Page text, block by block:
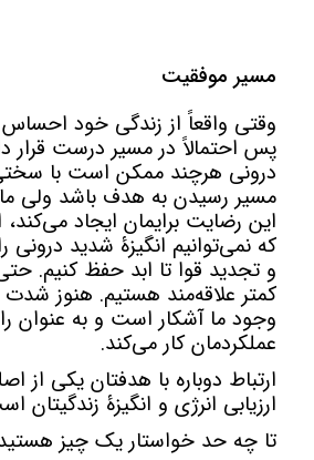
مسیر موفقیت
وقتی واقعاً از زندگی خود
پس احتمالاً در مسیر درست قرار
درونی هرچند ممکن است با
مسیر رسیدن به هدف باشد ولی
این رضایت برایمان ایجاد می‌کند،
که نمی‌توانیم انگیزۀ شدید
و تجدید قوا تا ابد حفظ کنیم.
کمتر علاقه‌مند هستیم. هنوز
وجود ما آشکار است و به عنوان
عملکردمان کار می‌کند.
ارتباط دوباره با هدفتان یکی از
ارزیابی انرژی و انگیزۀ زندگیتان
تا چه حد خواستار یک چیز